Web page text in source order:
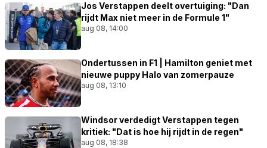
Jos Verstappen deelt overtuiging: "Dan
rijdt Max niet meer in de Formule 1"
aug 08, 14:00
Ondertussen in F1 | Hamilton geniet met
nieuwe puppy Halo van zomerpauze
aug 08, 13:10
Windsor verdedigt Verstappen tegen
kritiek: "Dat is hoe hij rijdt in de regen"
aug 08, 18:38